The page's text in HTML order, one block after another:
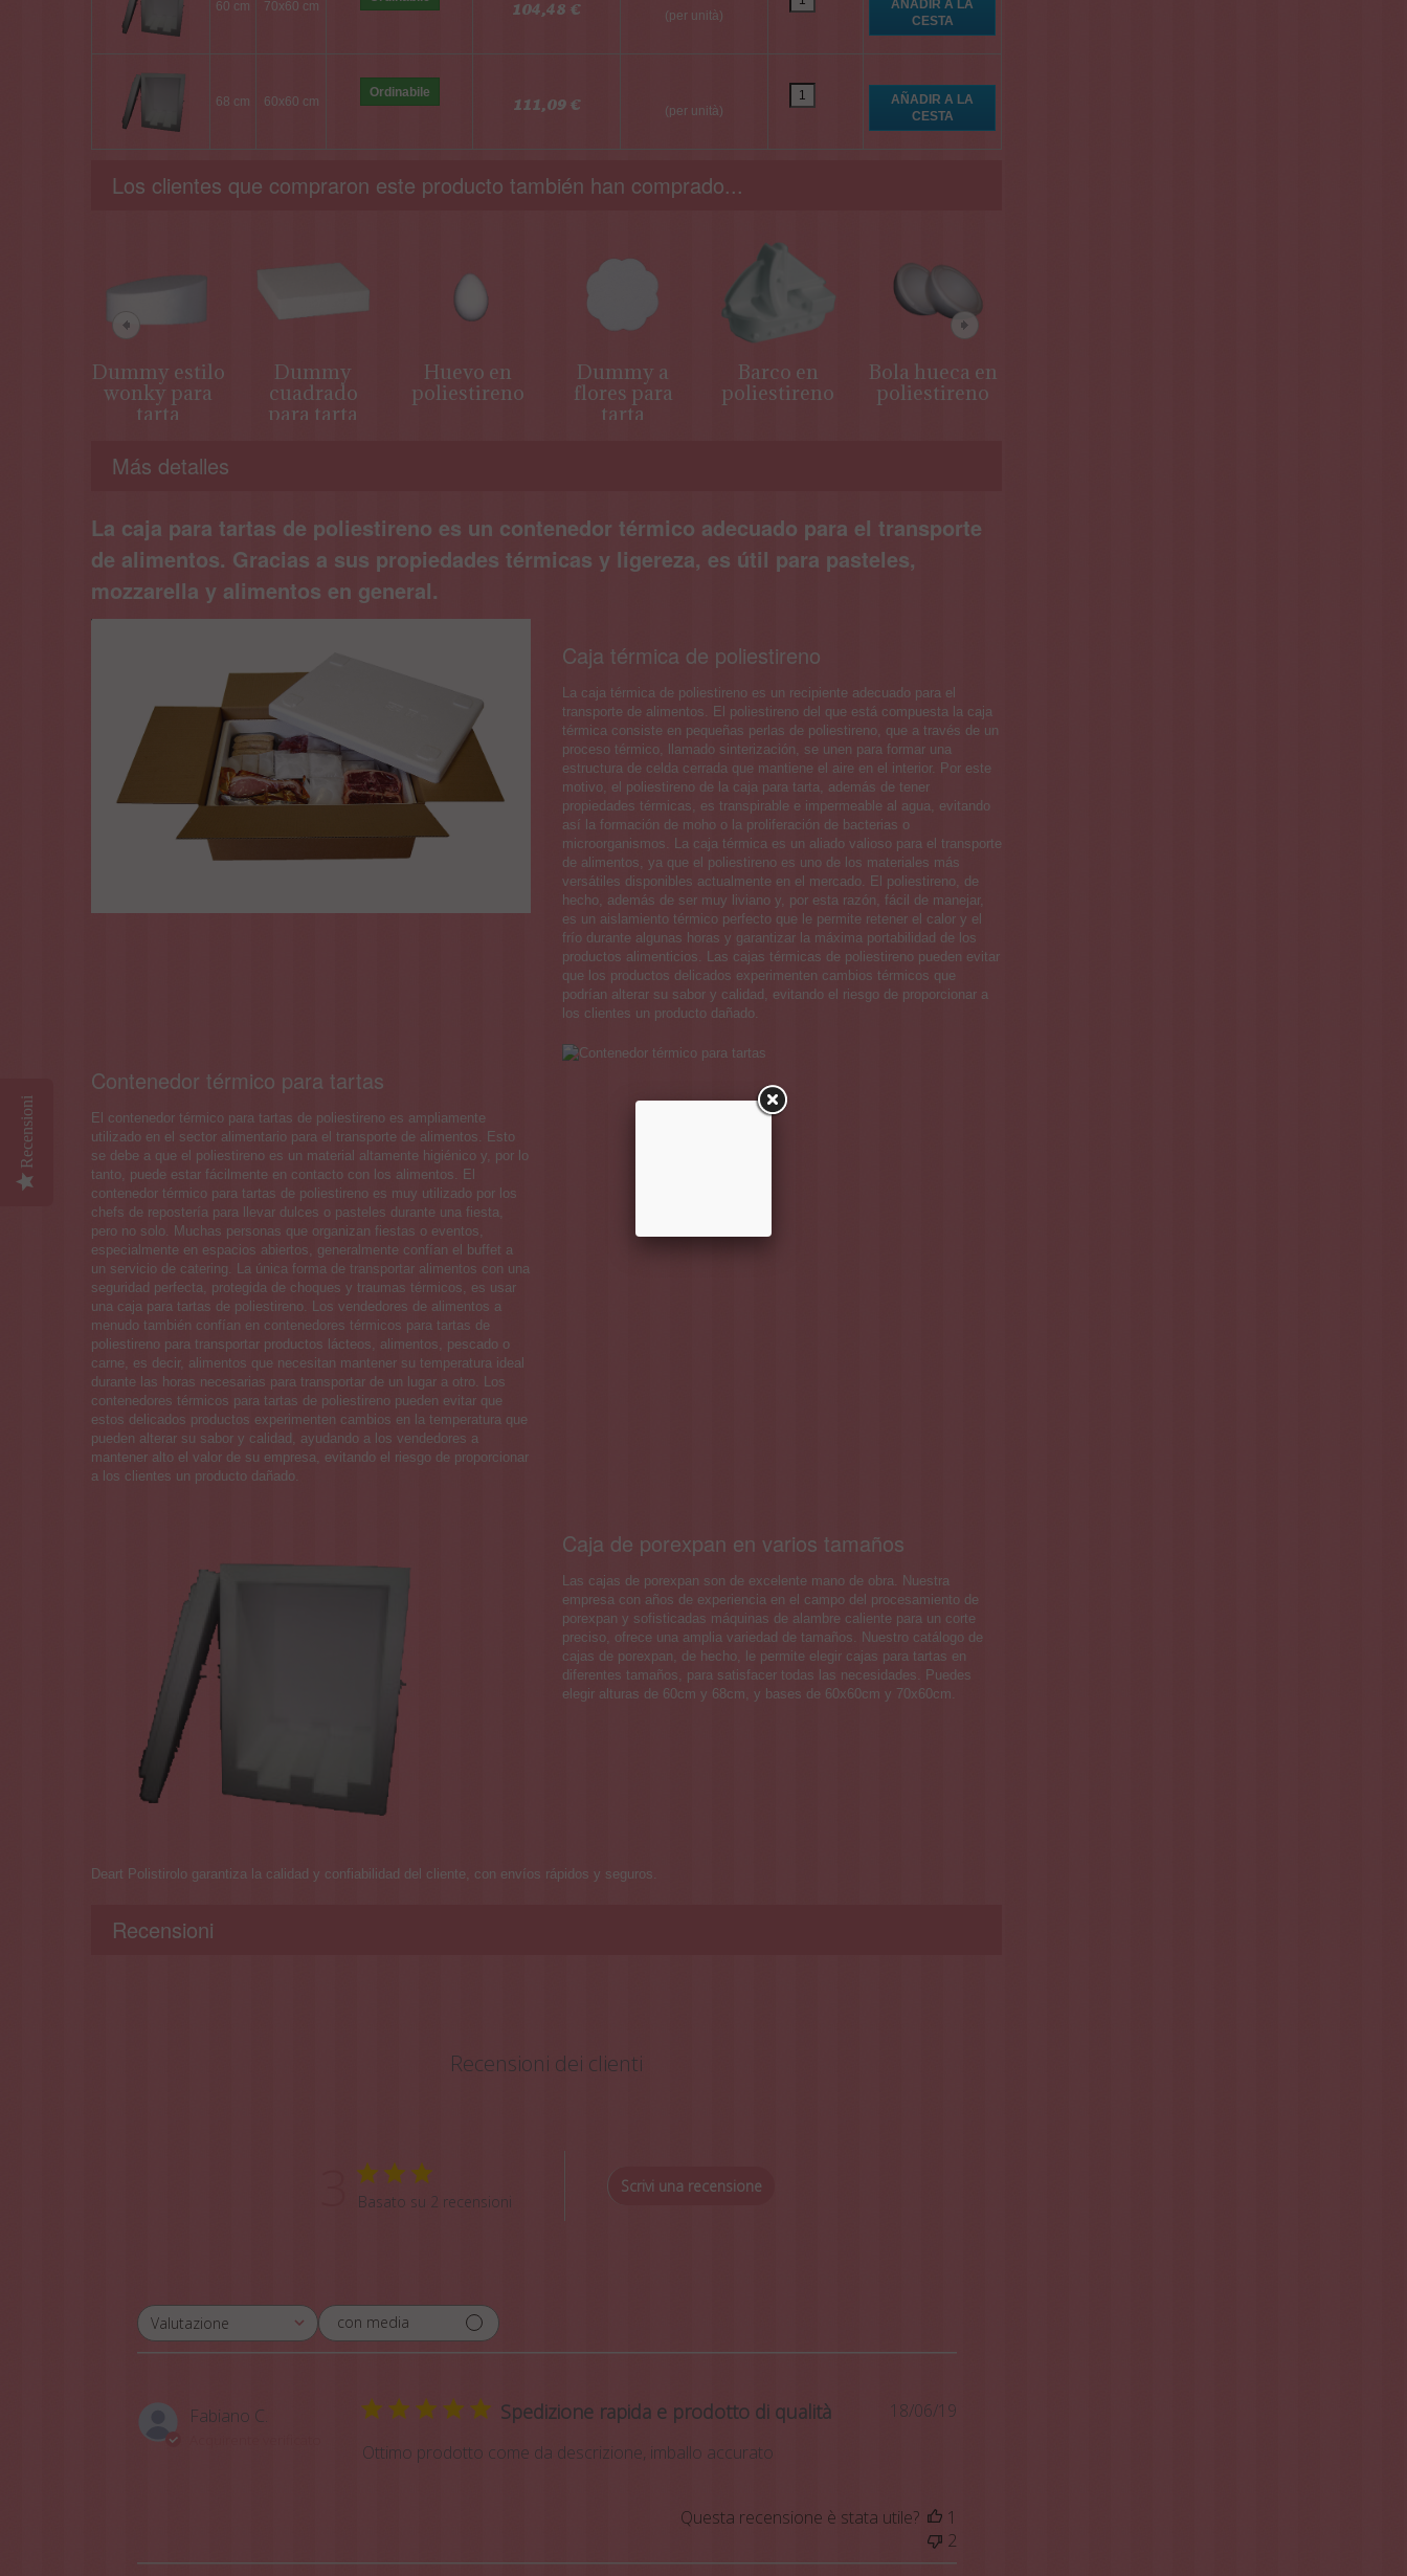
60 cm 70x60 cm 104,48 € (per unità)
68 cm 60x60 cm
Ordinabile
111,09 € (per unità)
Los clientes que compraron este producto también han comprado...
Dummy estilo
wonky para
tarta
Dummy
cuadrado
para tarta
Huevo en
poliestireno
Dummy a
flores para
tarta
Barco en
poliestireno
Bola hueca en
poliestireno
Más detalles
La caja para tartas de poliestireno es un contenedor térmico adecuado para el transporte
de alimentos. Gracias a sus propiedades térmicas y ligereza, es útil para pasteles,
mozzarella y alimentos en general.
Caja térmica de poliestireno
La caja térmica de poliestireno es un recipiente adecuado para el
transporte de alimentos. El poliestireno del que está compuesta la caja
térmica consiste en pequeñas perlas de poliestireno, que a través de un
proceso térmico, llamado sinterización, se unen para formar una
estructura de celda cerrada que mantiene el aire en el interior. Por este
motivo, el poliestireno de la caja para tarta, además de tener
propiedades térmicas, es transpirable e impermeable al agua, evitando
así la formación de moho o la proliferación de bacterias o
microorganismos. La caja térmica es un aliado valioso para el transporte
de alimentos, ya que el poliestireno es uno de los materiales más
versátiles disponibles actualmente en el mercado. El poliestireno, de
hecho, además de ser muy liviano y, por esta razón, fácil de manejar,
es un aislamiento térmico perfecto que le permite retener el calor y el
frío durante algunas horas y garantizar la máxima portabilidad de los
productos alimenticios. Las cajas térmicas de poliestireno pueden evitar
que los productos delicados experimenten cambios térmicos que
podrían alterar su sabor y calidad, evitando el riesgo de proporcionar a
los clientes un producto dañado.
Contenedor térmico para tartas
El contenedor térmico para tartas de poliestireno es ampliamente
utilizado en el sector alimentario para el transporte de alimentos. Esto
se debe a que el poliestireno es un material altamente higiénico y, por lo
tanto, puede estar fácilmente en contacto con los alimentos. El
contenedor térmico para tartas de poliestireno es muy utilizado por los
chefs de repostería para llevar dulces o pasteles durante una fiesta,
pero no solo. Muchas personas que organizan fiestas o eventos,
especialmente en espacios abiertos, generalmente confían el buffet a
un servicio de catering. La única forma de transportar alimentos con una
seguridad perfecta, protegida de choques y traumas térmicos, es usar
una caja para tartas de poliestireno. Los vendedores de alimentos a
menudo también confían en contenedores térmicos para tartas de
poliestireno para transportar productos lácteos, alimentos, pescado o
carne, es decir, alimentos que necesitan mantener su temperatura ideal
durante las horas necesarias para transportar de un lugar a otro. Los
contenedores térmicos para tartas de poliestireno pueden evitar que
estos delicados productos experimenten cambios en la temperatura que
pueden alterar su sabor y calidad, ayudando a los vendedores a
mantener alto el valor de su empresa, evitando el riesgo de proporcionar
a los clientes un producto dañado.
Caja de porexpan en varios tamaños
Las cajas de porexpan son de excelente mano de obra. Nuestra
empresa con años de experiencia en el campo del procesamiento de
porexpan y sofisticadas máquinas de alambre caliente para un corte
preciso, ofrece una amplia variedad de tamaños. Nuestro catálogo de
cajas de porexpan, de hecho, le permite elegir cajas para tartas en
diferentes tamaños, para satisfacer todas las necesidades. Puedes
elegir alturas de 60cm y 68cm, y bases de 60x60cm y 70x60cm.
Deart Polistirolo garantiza la calidad y confiabilidad del cliente, con envíos rápidos y seguros.
Recensioni
Recensioni dei clienti
Basato su 2 recensioni
Scrivi una recensione
Valutazione
Tutte le valutazioni con media
Fabiano C. Spedizione rapida e prodotto di qualità
Ottimo prodotto come da descrizione, imballo accurato
Data
18/06/19
Questa recensione è stata utile?
1
2
Recensioni